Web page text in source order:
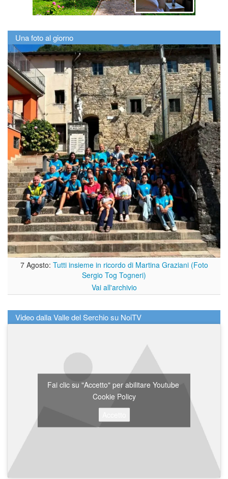
Una foto al giorno
7 Agosto: Tutti insieme in ricordo di Martina Graziani (Foto
Sergio Tog Togneri)
Vai all'archivio
Video dalla Valle del Serchio su NoiTV
Fai clic su "Accetto" per abilitare Youtube
Cookie Policy